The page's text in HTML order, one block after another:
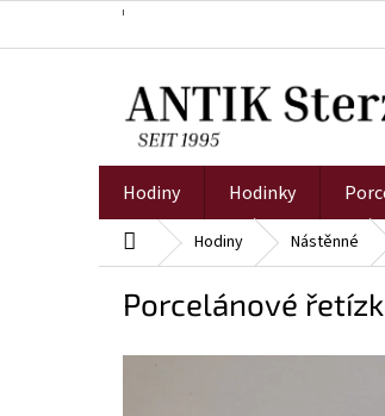
obsah
Hodiny Hodinky
Domů Hodiny Nástěnné
Porcelánové